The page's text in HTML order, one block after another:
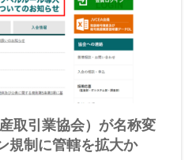
取引業協会）が名称変
規制に管轄を拡大か